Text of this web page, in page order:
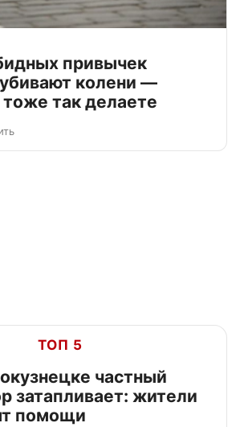
привычек
колени —
так делаете
ТОП 5
частный
затапливает: жители
помощи